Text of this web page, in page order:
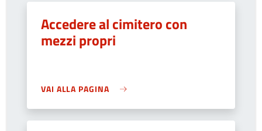
Accedere al cimitero con
mezzi propri
VAI ALLA PAGINA